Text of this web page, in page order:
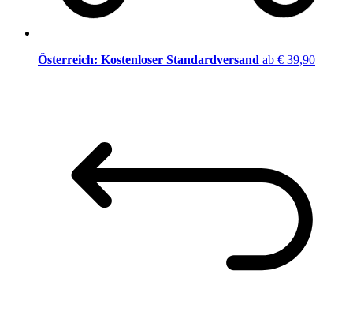
Österreich: Kostenloser Standardversand ab € 39,90